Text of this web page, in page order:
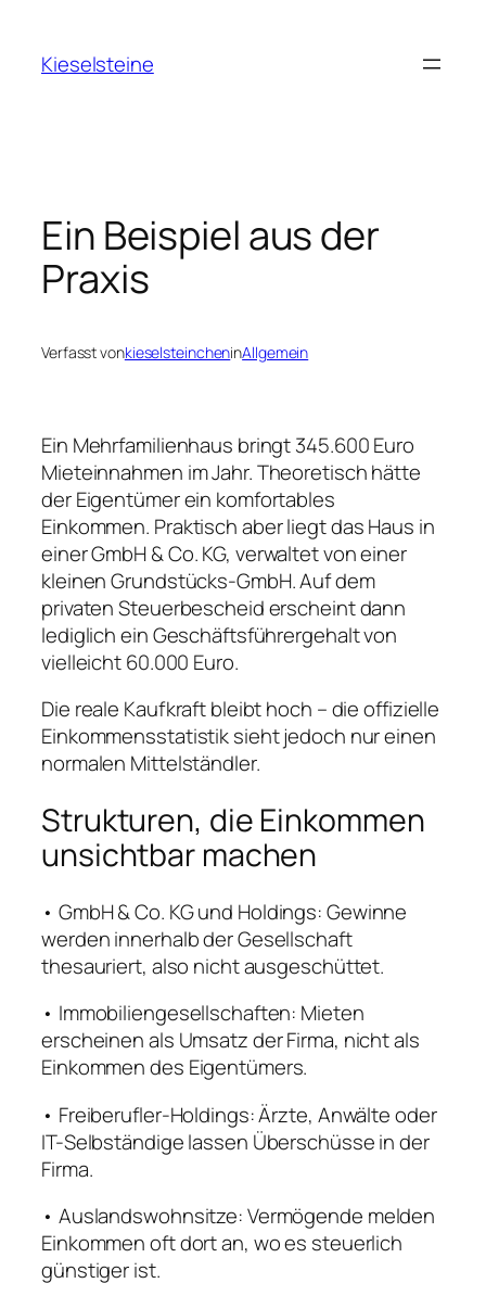
springen
Kieselsteine
Ein Beispiel aus der
Praxis
Verfasst vonkieselsteincheninAllgemein
Ein Mehrfamilienhaus bringt 345.600 Euro
Mieteinnahmen im Jahr. Theoretisch hätte
der Eigentümer ein komfortables
Einkommen. Praktisch aber liegt das Haus in
einer GmbH & Co. KG, verwaltet von einer
kleinen Grundstücks-GmbH. Auf dem
privaten Steuerbescheid erscheint dann
lediglich ein Geschäftsführergehalt von
vielleicht 60.000 Euro.
Die reale Kaufkraft bleibt hoch – die offizielle
Einkommensstatistik sieht jedoch nur einen
normalen Mittelständler.
Strukturen, die Einkommen
unsichtbar machen
• GmbH & Co. KG und Holdings: Gewinne
werden innerhalb der Gesellschaft
thesauriert, also nicht ausgeschüttet.
• Immobiliengesellschaften: Mieten
erscheinen als Umsatz der Firma, nicht als
Einkommen des Eigentümers.
• Freiberufler-Holdings: Ärzte, Anwälte oder
IT-Selbständige lassen Überschüsse in der
Firma.
• Auslandswohnsitze: Vermögende melden
Einkommen oft dort an, wo es steuerlich
günstiger ist.